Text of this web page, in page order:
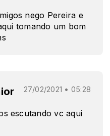
nego Pereira e
tomando um bom
27/02/2021 • 05:28
escutando vc aqui